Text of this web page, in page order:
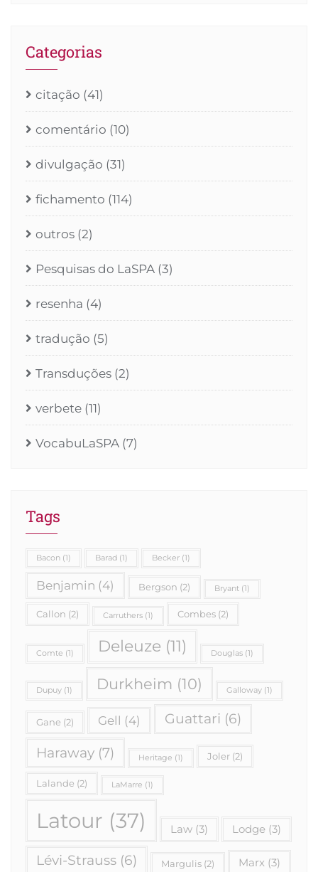
Categorias
citação (41)
comentário (10)
divulgação (31)
fichamento (114)
outros (2)
Pesquisas do LaSPA (3)
resenha (4)
tradução (5)
Transduções (2)
verbete (11)
VocabuLaSPA (7)
Tags
Bacon (1) Barad (1) Becker (1)
Benjamin (4) Bergson (2) Bryant (1)
Callon (2) Carruthers (1) Combes (2)
Comte (1) Deleuze (11) Douglas (1)
Dupuy (1) Durkheim (10) Galloway (1)
Gane (2) Gell (4) Guattari (6)
Haraway (7) Heritage (1) Joler (2)
Lalande (2) LaMarre (1)
Latour (37) Law (3) Lodge (3)
Lévi-Strauss (6) Margulis (2) Marx (3)